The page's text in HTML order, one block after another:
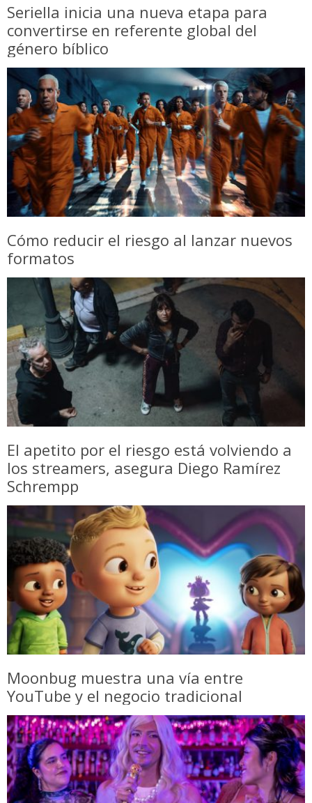
Seriella inicia una nueva etapa para
convertirse en referente global del
género bíblico
Cómo reducir el riesgo al lanzar nuevos
formatos
El apetito por el riesgo está volviendo a
los streamers, asegura Diego Ramírez
Schrempp
Moonbug muestra una vía entre
YouTube y el negocio tradicional